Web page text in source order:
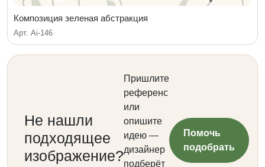
Композиция зеленая абстракция
Арт. Ai-146
Не нашли
подходящее
изображение?
Пришлите
референс
или
опишите
идею —
дизайнер
подберёт
Помочь
подобрать